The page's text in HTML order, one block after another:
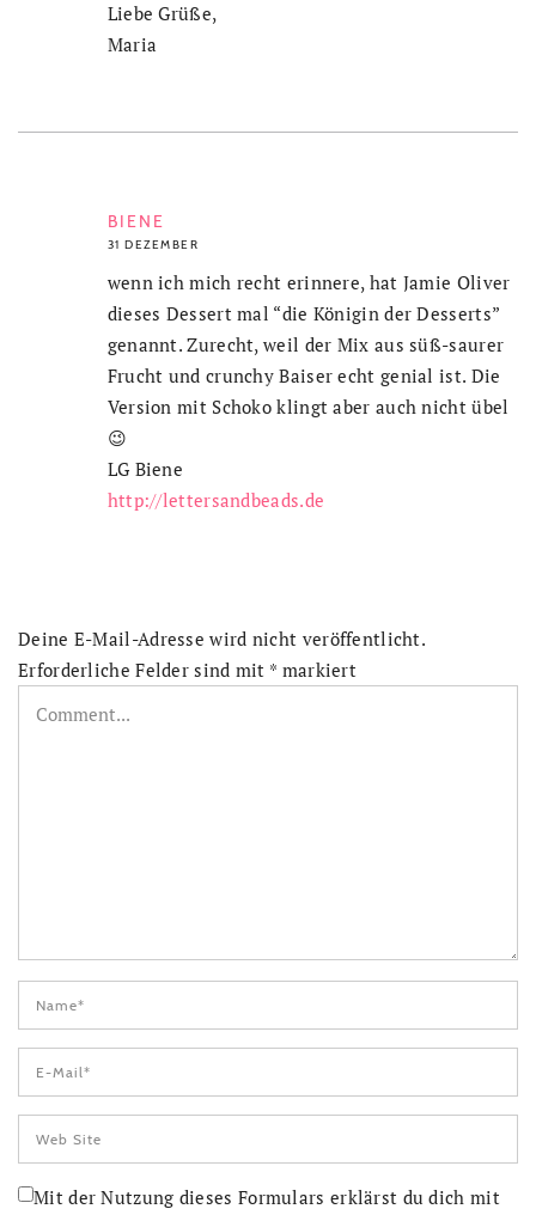
Liebe Grüße,
Maria
BIENE
31 DEZEMBER
wenn ich mich recht erinnere, hat Jamie Oliver
dieses Dessert mal “die Königin der Desserts”
genannt. Zurecht, weil der Mix aus süß-saurer
Frucht und crunchy Baiser echt genial ist. Die
Version mit Schoko klingt aber auch nicht übel
😉
LG Biene
http://lettersandbeads.de
Deine E-Mail-Adresse wird nicht veröffentlicht.
Erforderliche Felder sind mit * markiert
Mit der Nutzung dieses Formulars erklärst du dich mit